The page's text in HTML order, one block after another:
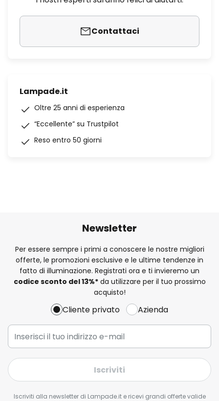
Contattaci
Lampade.it
Oltre 25 anni di esperienza
“Eccellente” su Trustpilot
Reso entro 50 giorni
Newsletter
Per essere sempre i primi a conoscere le nostre migliori
offerte, le promozioni esclusive e le ultime tendenze in
fatto di illuminazione. Registrati ora e ti invieremo un
codice sconto del13%*da utilizzare per il tuo prossimo
acquisto!
Cliente privato Azienda
Iscriviti
Iscriviti alla newsletter di Lampade.it e ricevi grandi offerte valide